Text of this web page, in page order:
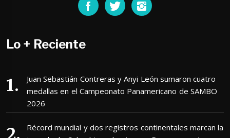
Lo + Reciente
Juan Sebastián Contreras y Anyi León sumaron cuatro
medallas en el Campeonato Panamericano de SAMBO
2026
Récord mundial y dos registros continentales marcan la